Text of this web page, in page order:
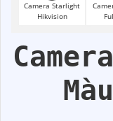
Camera Starlight
Hikvision